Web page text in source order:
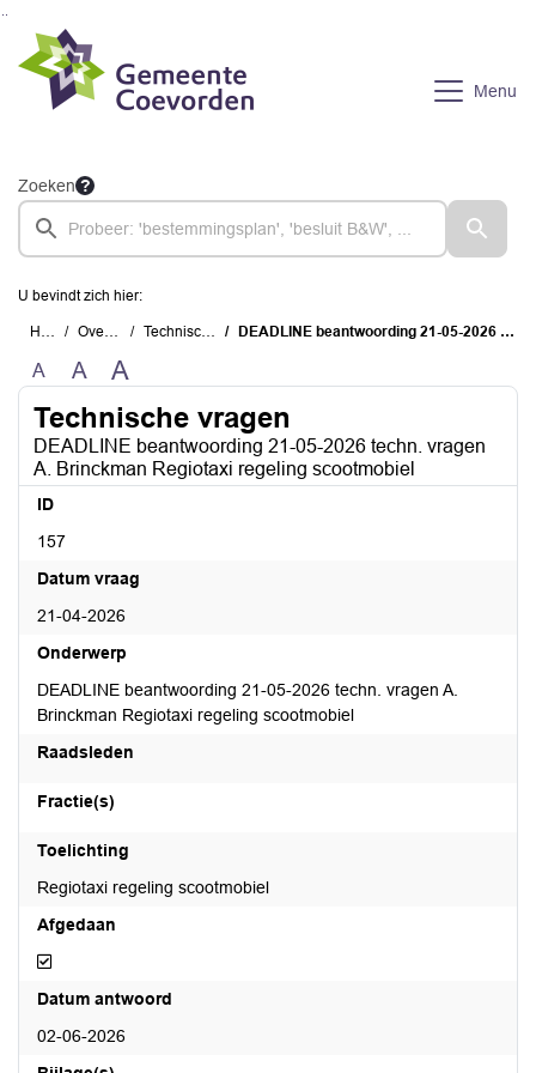
Ga naar de inhoud van deze pagina
Ga naar het zoeken
Ga naar het menu
Menu
Zoeken
U bevindt zich hier:
Home Overzichten Technische vragen DEADLINE beantwoording 21-05-2026 techn. vragen A. Brinckman Regiotaxi regeling scootmobiel
A A A
Technische vragen
DEADLINE beantwoording 21-05-2026 techn. vragen
A. Brinckman Regiotaxi regeling scootmobiel
ID
157
Datum vraag
21-04-2026
Onderwerp
DEADLINE beantwoording 21-05-2026 techn. vragen A.
Brinckman Regiotaxi regeling scootmobiel
Raadsleden
Fractie(s)
Toelichting
Regiotaxi regeling scootmobiel
Afgedaan
Afgedaan
Datum antwoord
02-06-2026